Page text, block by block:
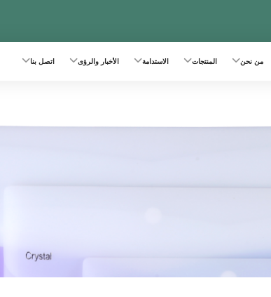
من نحن المنتجات الاستدامة الأخبار والرؤى اتصل بنا